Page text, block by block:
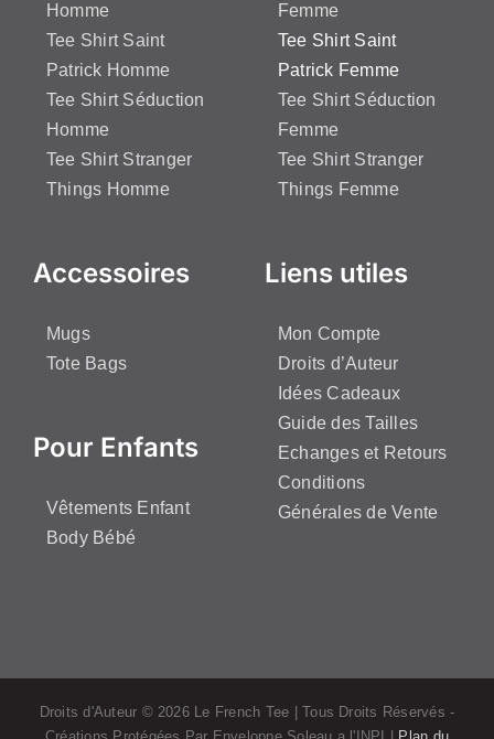
Homme
Tee Shirt Saint
Patrick Homme
Tee Shirt Séduction
Homme
Tee Shirt Stranger
Things Homme
Femme
Tee Shirt Saint
Patrick Femme
Tee Shirt Séduction
Femme
Tee Shirt Stranger
Things Femme
Accessoires
Mugs
Tote Bags
Pour Enfants
Vêtements Enfant
Body Bébé
Liens utiles
Mon Compte
Droits d’Auteur
Idées Cadeaux
Guide des Tailles
Echanges et Retours
Conditions
Générales de Vente
Droits d'Auteur © 2026 Le French Tee | Tous Droits Réservés -